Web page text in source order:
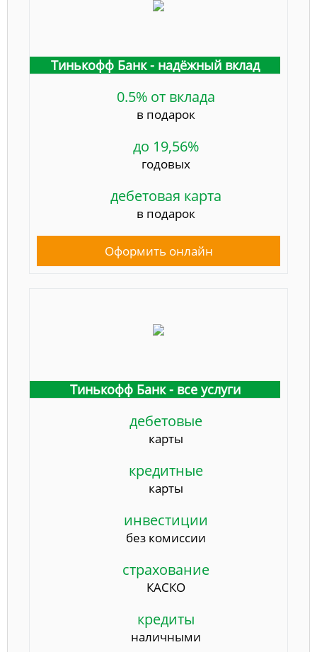
Тинькофф Банк - надёжный вклад
0.5% от вклада
в подарок
до 19,56%
годовых
дебетовая карта
в подарок
Оформить онлайн
Тинькофф Банк - все услуги
дебетовые
карты
кредитные
карты
инвестиции
без комиссии
страхование
КАСКО
кредиты
наличными